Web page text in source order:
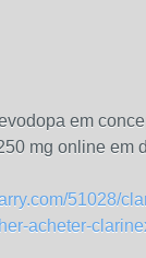
em
mg online em
51028/
acheter-